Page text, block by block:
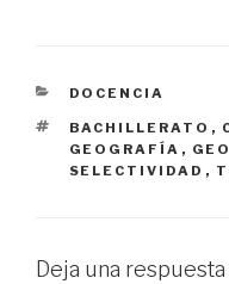
CATEGORÍAS
DOCENCIA
ETIQUETAS
BACHILLERATO ,
GEOGRAFÍA ,
SELECTIVIDAD ,
Deja una respuesta